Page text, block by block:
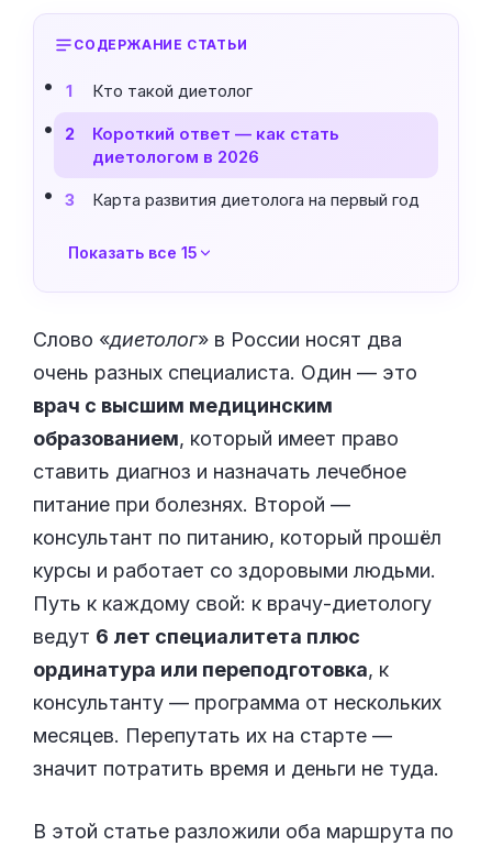
СОДЕРЖАНИЕ СТАТЬИ
1 Кто такой диетолог
2
Короткий ответ — как стать
диетологом в 2026
3 Карта развития диетолога на первый год
Показать все 15
Слово «диетолог» в России носят два
очень разных специалиста. Один — это
врач с высшим медицинским
образованием, который имеет право
ставить диагноз и назначать лечебное
питание при болезнях. Второй —
консультант по питанию, который прошёл
курсы и работает со здоровыми людьми.
Путь к каждому свой: к врачу-диетологу
ведут 6 лет специалитета плюс
ординатура или переподготовка, к
консультанту — программа от нескольких
месяцев. Перепутать их на старте —
значит потратить время и деньги не туда.
В этой статье разложили оба маршрута по